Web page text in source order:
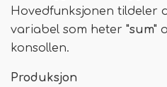
Hovedfunksjonen tildeler
variabel som heter "sum"
konsollen.
Produksjon